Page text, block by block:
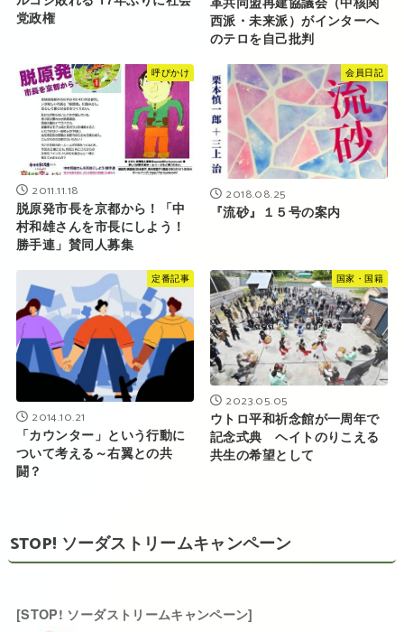
党政権
西派・未来派）がインターへ
のテロを自己批判
呼びかけ
2011.11.18
脱原発市長を京都から！「中
村和雄さんを市長にしよう！
勝手連」賛同人募集
会員日記
2018.08.25
『流砂』１５号の案内
定番記事
2014.10.21
「カウンター」という行動に
ついて考える～右翼との共
闘？
国家・国籍
2023.05.05
ウトロ平和祈念館が一周年で
記念式典 ヘイトのりこえる
共生の希望として
STOP! ソーダストリームキャンペーン
[STOP! ソーダストリームキャンペーン]